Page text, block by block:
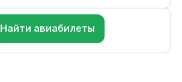
Найти авиабилеты